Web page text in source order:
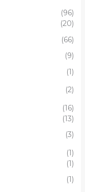
(96)
(20)
(66)
(9)
(1)
(2)
(16)
(13)
(3)
(1)
(1)
(1)